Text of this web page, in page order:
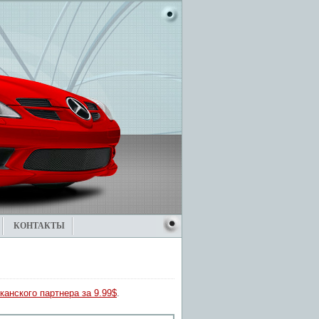
КОНТАКТЫ
партнера за 9.99$.